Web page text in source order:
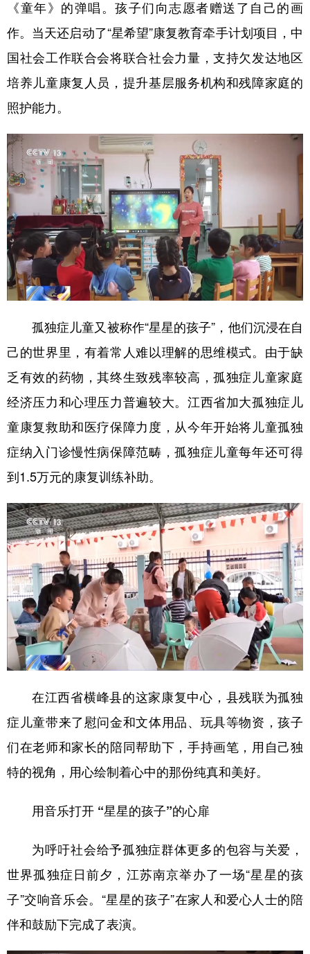
山东 河南 湖北
广东 广西 海南 重庆
四川 贵州 云南 西藏
陕西
内蒙古 黑龙江
多语种频道
English Español Français عربى
Русский язык 日本語 한국어
Deutsch Português
《童年》的弹唱。孩子们向志愿者赠送了自己的画
作。当天还启动了“星希望”康复教育牵手计划项目，中
国社会工作联合会将联合社会力量，支持欠发达地区
培养儿童康复人员，提升基层服务机构和残障家庭的
照护能力。
孤独症儿童又被称作“星星的孩子”，他们沉浸在自
己的世界里，有着常人难以理解的思维模式。由于缺
乏有效的药物，其终生致残率较高，孤独症儿童家庭
经济压力和心理压力普遍较大。江西省加大孤独症儿
童康复救助和医疗保障力度，从今年开始将儿童孤独
症纳入门诊慢性病保障范畴，孤独症儿童每年还可得
到1.5万元的康复训练补助。
在江西省横峰县的这家康复中心，县残联为孤独
症儿童带来了慰问金和文体用品、玩具等物资，孩子
们在老师和家长的陪同帮助下，手持画笔，用自己独
特的视角，用心绘制着心中的那份纯真和美好。
用音乐打开 “星星的孩子”的心扉
为呼吁社会给予孤独症群体更多的包容与关爱，
世界孤独症日前夕，江苏南京举办了一场“星星的孩
子”交响音乐会。“星星的孩子”在家人和爱心人士的陪
伴和鼓励下完成了表演。